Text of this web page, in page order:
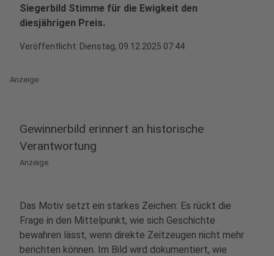
Siegerbild Stimme für die Ewigkeit den
diesjährigen Preis.
Veröffentlicht: Dienstag, 09.12.2025 07:44
Anzeige
Gewinnerbild erinnert an historische
Verantwortung
Anzeige
Das Motiv setzt ein starkes Zeichen: Es rückt die
Frage in den Mittelpunkt, wie sich Geschichte
bewahren lässt, wenn direkte Zeitzeugen nicht mehr
berichten können. Im Bild wird dokumentiert, wie